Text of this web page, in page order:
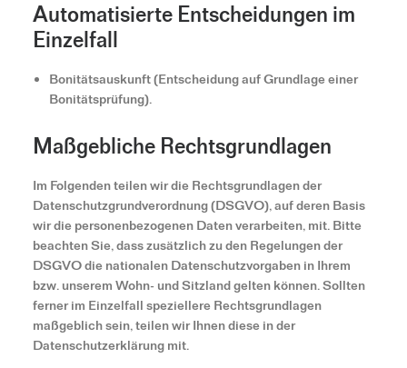
Automatisierte Entscheidungen im
Einzelfall
Bonitätsauskunft (Entscheidung auf Grundlage einer
Bonitätsprüfung).
Maßgebliche Rechtsgrundlagen
Im Folgenden teilen wir die Rechtsgrundlagen der
Datenschutzgrundverordnung (DSGVO), auf deren Basis
wir die personenbezogenen Daten verarbeiten, mit. Bitte
beachten Sie, dass zusätzlich zu den Regelungen der
DSGVO die nationalen Datenschutzvorgaben in Ihrem
bzw. unserem Wohn- und Sitzland gelten können. Sollten
ferner im Einzelfall speziellere Rechtsgrundlagen
maßgeblich sein, teilen wir Ihnen diese in der
Datenschutzerklärung mit.